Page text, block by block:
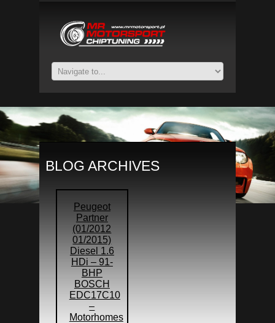
BLOG ARCHIVES
Peugeot
Partner
(01/2012
01/2015)
Diesel 1.6
HDi – 91-
BHP
BOSCH
EDC17C10
–
Motorhomes